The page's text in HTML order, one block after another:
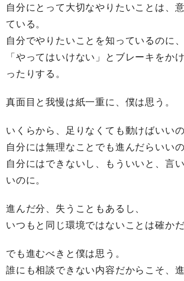
自分にとって大切なやりたいことは、
ている。
自分でやりたいことを知っているのに、
「やってはいけない」とブレーキをか
ったりする。
真面目と我慢は紙一重に、僕は思う。
いくらから、足りなくても動けばいいの
自分には無理なことでも進んだらいいの
自分にはできないし、もういいと、言
いのに。
進んだ分、失うこともあるし、
いつもと同じ環境ではないことは確かだ
でも進むべきと僕は思う。
誰にも相談できない内容だからこそ、進